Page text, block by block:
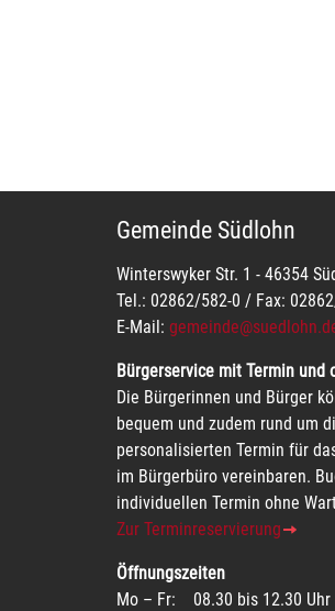
Gemeinde Südlohn
Winterswyker Str. 1 - 46354
Tel.: 02862/582-0 / Fax:
E-Mail:
Bürgerservice mit Termin und
Die Bürgerinnen und Bürger
bequem und zudem rund um
personalisierten Termin für
im Bürgerbüro vereinbaren.
individuellen Termin ohne
Zur Terminreservierung
Öffnungszeiten
Mo – Fr: 08.30 bis 12.30 Uhr